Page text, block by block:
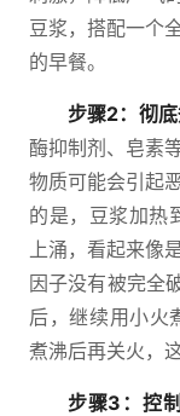
豆浆，搭配一个
的早餐。
步骤2：彻
酶抑制剂、皂素
物质可能会引起
的是，豆浆加热
上涌，看起来像
因子没有被完全
后，继续用小火
煮沸后再关火，
步骤3：控